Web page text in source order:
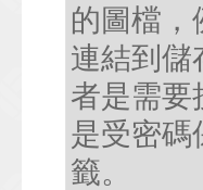
的圖檔
連結到儲
者是需要
是受密碼
籤。